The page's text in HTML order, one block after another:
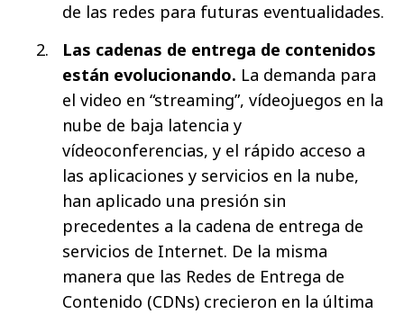
de las redes para futuras eventualidades.
Las cadenas de entrega de contenidos
están evolucionando. La demanda para
el video en “streaming”, vídeojuegos en la
nube de baja latencia y
vídeoconferencias, y el rápido acceso a
las aplicaciones y servicios en la nube,
han aplicado una presión sin
precedentes a la cadena de entrega de
servicios de Internet. De la misma
manera que las Redes de Entrega de
Contenido (CDNs) crecieron en la última